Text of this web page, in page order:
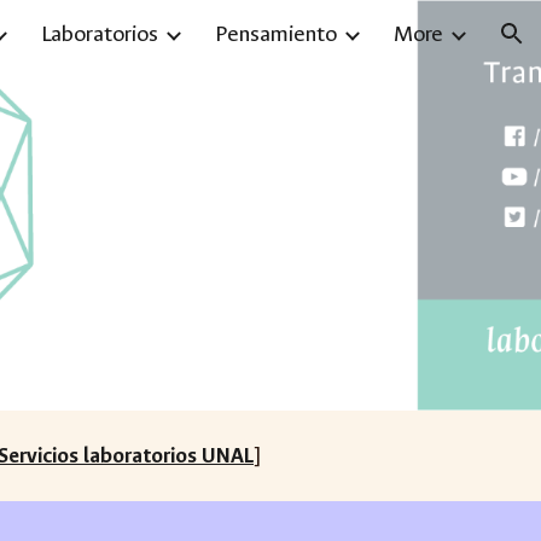
Laboratorios Pensamiento More
laboratorios UNAL]